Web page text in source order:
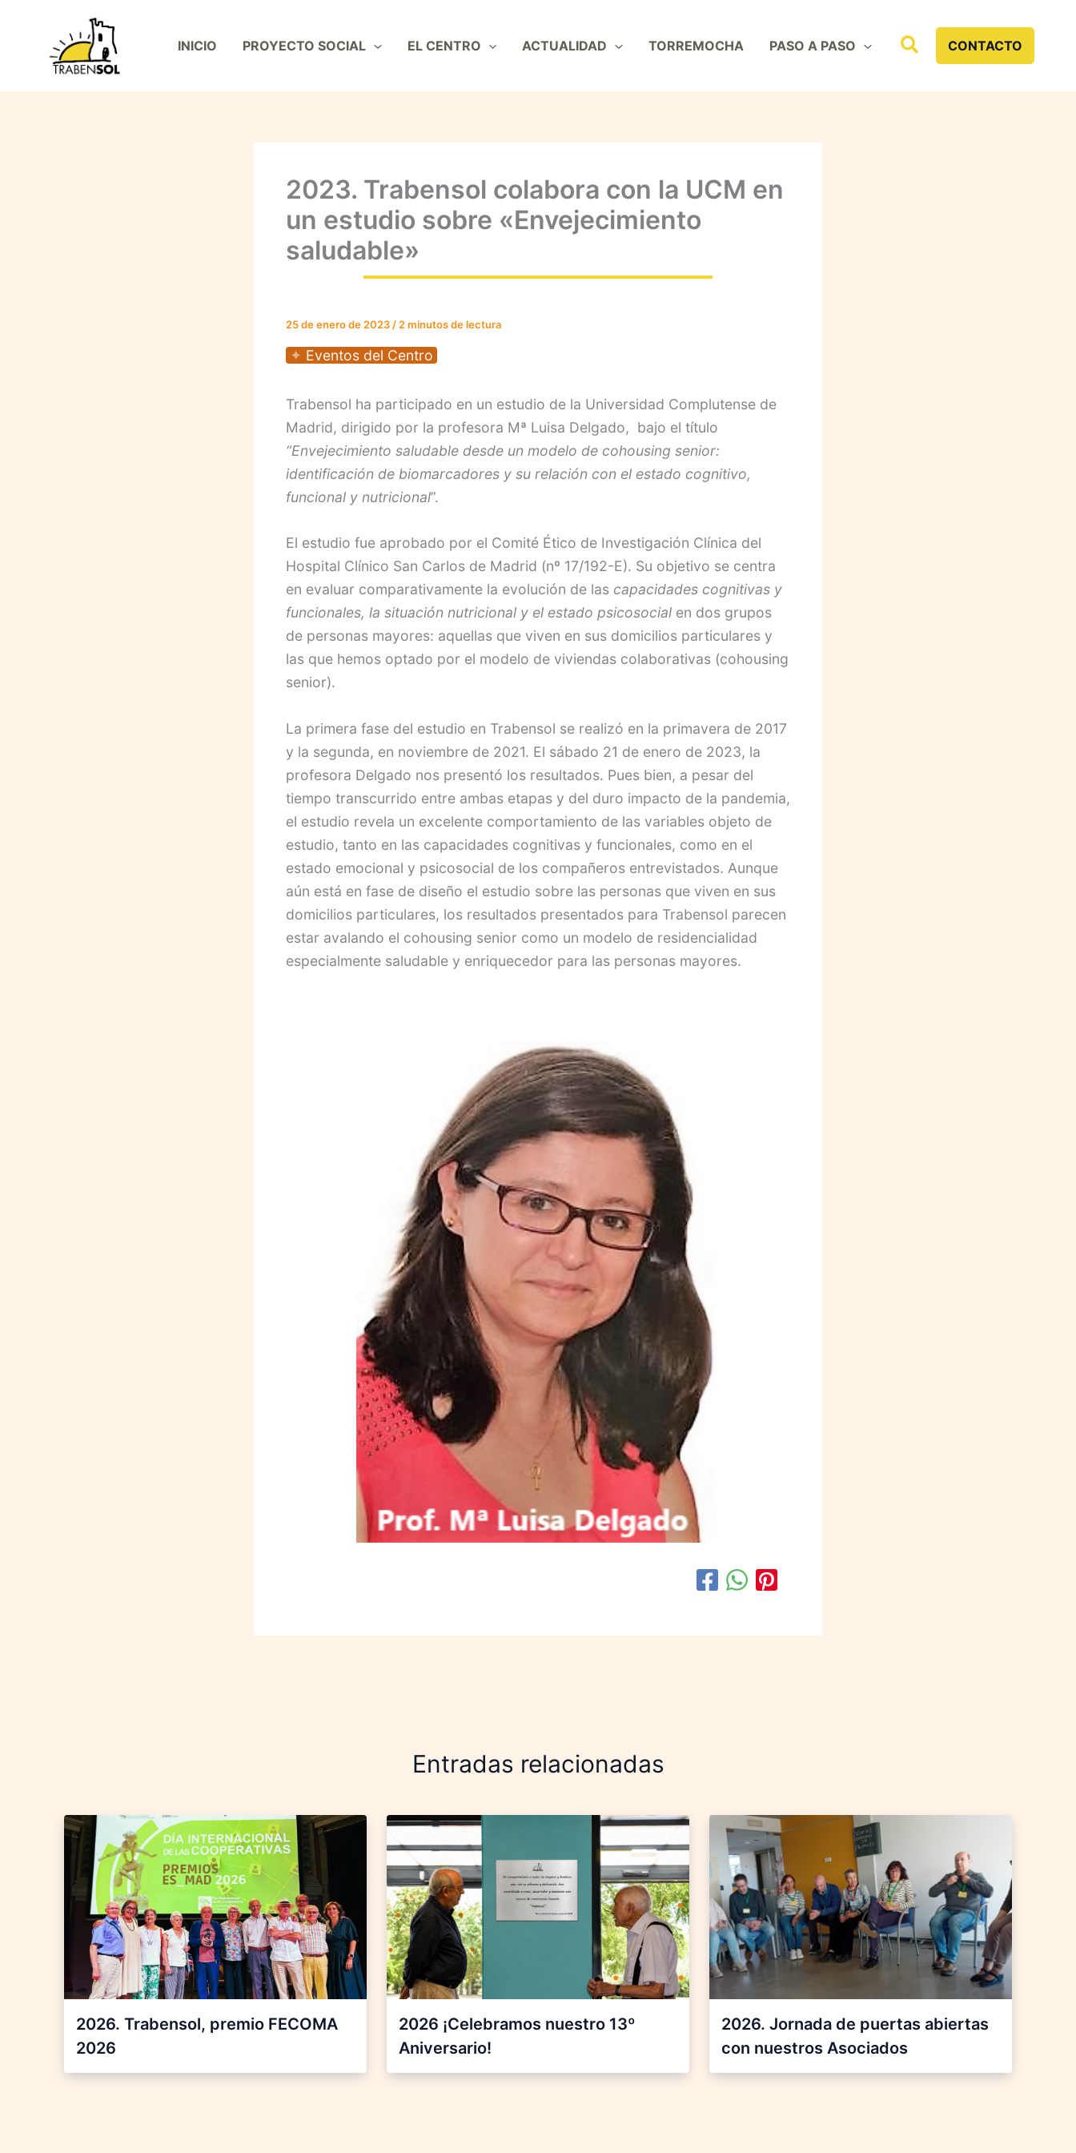
contenido
INICIO PROYECTO SOCIAL EL CENTRO ACTUALIDAD TORREMOCHA PASO A PASO BuscarCONTACTO
2023. Trabensol colabora con la UCM en
un estudio sobre «Envejecimiento
saludable»
25 de enero de 2023/2 minutos de lectura
Eventos del Centro
Trabensol ha participado en un estudio de la Universidad Complutense de
Madrid, dirigido por la profesora Mª Luisa Delgado, bajo el título
“Envejecimiento saludable desde un modelo de cohousing senior:
identificación de biomarcadores y su relación con el estado cognitivo,
funcional y nutricional”.
El estudio fue aprobado por el Comité Ético de Investigación Clínica del
Hospital Clínico San Carlos de Madrid (nº 17/192-E). Su objetivo se centra
en evaluar comparativamente la evolución de las capacidades cognitivas y
funcionales, la situación nutricional y el estado psicosocial en dos grupos
de personas mayores: aquellas que viven en sus domicilios particulares y
las que hemos optado por el modelo de viviendas colaborativas (cohousing
senior).
La primera fase del estudio en Trabensol se realizó en la primavera de 2017
y la segunda, en noviembre de 2021. El sábado 21 de enero de 2023, la
profesora Delgado nos presentó los resultados. Pues bien, a pesar del
tiempo transcurrido entre ambas etapas y del duro impacto de la pandemia,
el estudio revela un excelente comportamiento de las variables objeto de
estudio, tanto en las capacidades cognitivas y funcionales, como en el
estado emocional y psicosocial de los compañeros entrevistados. Aunque
aún está en fase de diseño el estudio sobre las personas que viven en sus
domicilios particulares, los resultados presentados para Trabensol parecen
estar avalando el cohousing senior como un modelo de residencialidad
especialmente saludable y enriquecedor para las personas mayores.
Entradas relacionadas
2026. Trabensol, premio FECOMA
2026
2026 ¡Celebramos nuestro 13º
Aniversario!
2026. Jornada de puertas abiertas
con nuestros Asociados